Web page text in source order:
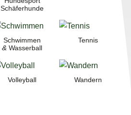
Schäferhunde
Schwim­men
& Wasserball
Ten­nis
Vol­ley­ball Wan­dern